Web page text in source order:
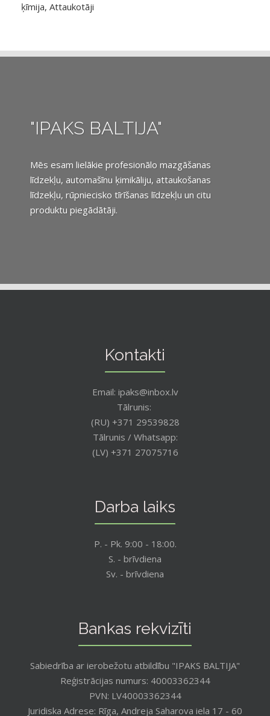
ķīmija, Attaukotāji
"IPAKS BALTIJA"
Mēs esam lielākie profesionālo mazgāšanas
līdzekļu, automašīnu ķimikāliju, attaukošanas
līdzekļu, rūpniecisko tīrīšanas līdzekļu un citu
produktu piegādātāji.
Kontakti
Email: ipaks@inbox.lv
Tālrunis:
(RU) +371 29539828
Tālrunis / Whatsapp:
(LV) +371 27075716
Darba laiks
P. - Pk. 9:00 - 18:00.
S. - brīvdiena
Sv. - brīvdiena
Bankas rekvizīti
Sabiedrība ar ierobežotu atbildību "IPAKS BALTIJA"
Reģistrācijas numurs: 40003362344
PVN: LV40003362344
Juridiska Adrese: Rīga, Andreja Saharova iela 17 - 60